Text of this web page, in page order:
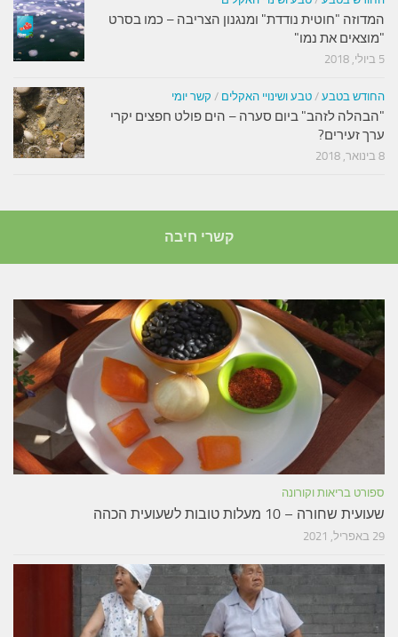
המדוזה "חוטית נודדת" ומנגנון הצריבה – כמו בסרט
"מוצאים את נמו"
5 ביולי, 2018
החודש בטבע / טבע ושינויי האקלים / קשר יומי
"הבהלה לזהב" ביום סערה – הים פולט חפצים יקרי
ערך זעירים?
8 בינואר, 2018
קשרי חיבה
ספורט בריאות וקורונה
שעועית שחורה – 10 מעלות טובות לשעועית הכהה
29 באפריל, 2021